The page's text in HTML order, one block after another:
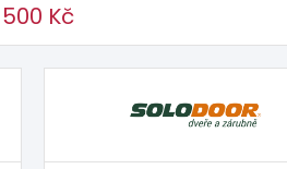
Kč